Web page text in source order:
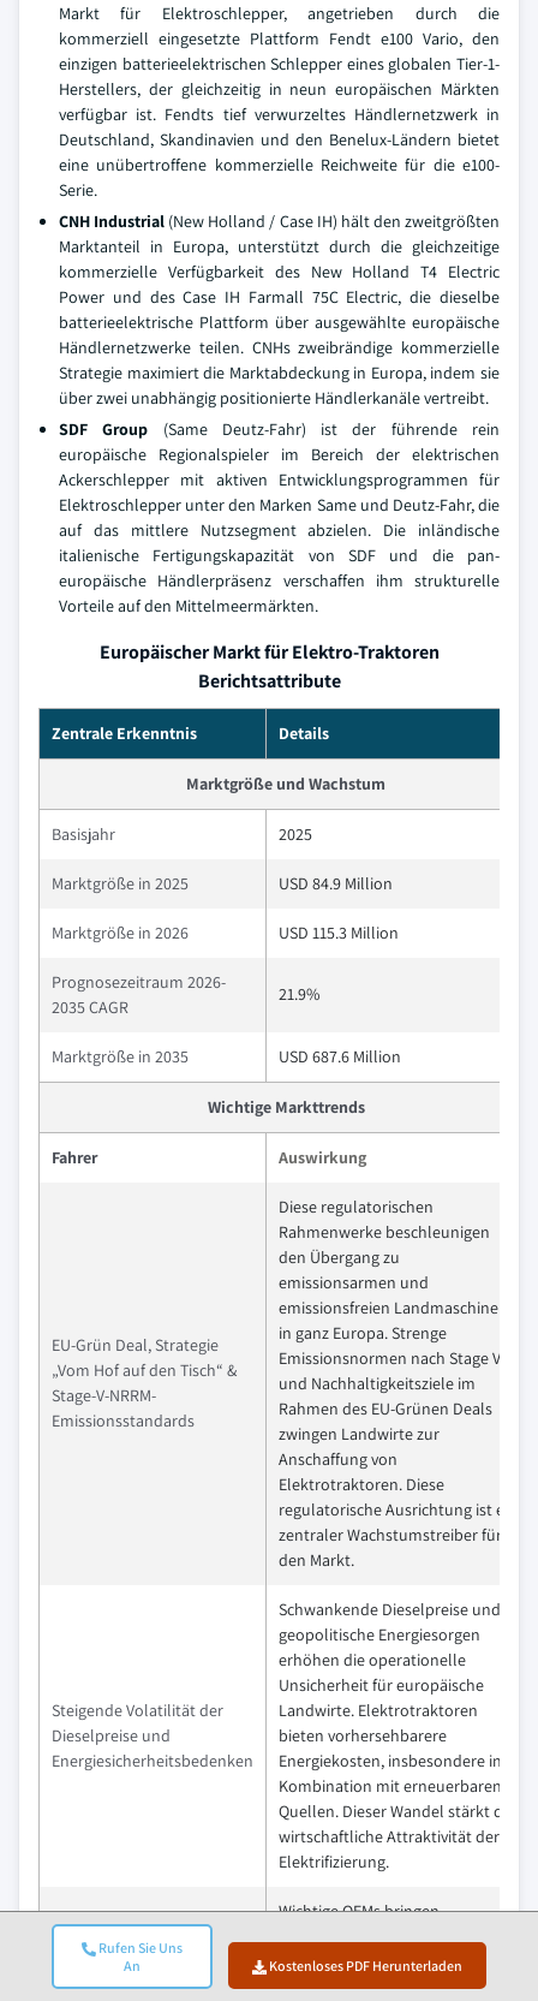
Rufen Sie Uns
An
Kostenloses PDF Herunterladen
Markt für Elektroschlepper, angetrieben durch die
kommerziell eingesetzte Plattform Fendt e100 Vario, den
einzigen batterieelektrischen Schlepper eines globalen Tier-1-
Herstellers, der gleichzeitig in neun europäischen Märkten
verfügbar ist. Fendts tief verwurzeltes Händlernetzwerk in
Deutschland, Skandinavien und den Benelux-Ländern bietet
eine unübertroffene kommerzielle Reichweite für die e100-
Serie.
CNH Industrial (New Holland / Case IH) hält den zweitgrößten
Marktanteil in Europa, unterstützt durch die gleichzeitige
kommerzielle Verfügbarkeit des New Holland T4 Electric
Power und des Case IH Farmall 75C Electric, die dieselbe
batterieelektrische Plattform über ausgewählte europäische
Händlernetzwerke teilen. CNHs zweibrändige kommerzielle
Strategie maximiert die Marktabdeckung in Europa, indem sie
über zwei unabhängig positionierte Händlerkanäle vertreibt.
SDF Group (Same Deutz-Fahr) ist der führende rein
europäische Regionalspieler im Bereich der elektrischen
Ackerschlepper mit aktiven Entwicklungsprogrammen für
Elektroschlepper unter den Marken Same und Deutz-Fahr, die
auf das mittlere Nutzsegment abzielen. Die inländische
italienische Fertigungskapazität von SDF und die pan-
europäische Händlerpräsenz verschaffen ihm strukturelle
Vorteile auf den Mittelmeermärkten.
Europäischer Markt für Elektro-Traktoren
Berichtsattribute
Zentrale Erkenntnis Details
Marktgröße und Wachstum
Basisjahr 2025
Marktgröße in 2025 USD 84.9 Million
Marktgröße in 2026 USD 115.3 Million
Prognosezeitraum 2026-
2035 CAGR
21.9%
Marktgröße in 2035 USD 687.6 Million
Wichtige Markttrends
Fahrer Auswirkung
EU-Grün Deal, Strategie
„Vom Hof auf den Tisch“ &
Stage-V-NRRM-
Emissionsstandards
Diese regulatorischen
Rahmenwerke beschleunigen
den Übergang zu
emissionsarmen und
emissionsfreien Landmaschinen
in ganz Europa. Strenge
Emissionsnormen nach Stage V
und Nachhaltigkeitsziele im
Rahmen des EU-Grünen Deals
zwingen Landwirte zur
Anschaffung von
Elektrotraktoren. Diese
regulatorische Ausrichtung ist ein
zentraler Wachstumstreiber für
den Markt.
Steigende Volatilität der
Dieselpreise und
Energiesicherheitsbedenken
Schwankende Dieselpreise und
geopolitische Energiesorgen
erhöhen die operationelle
Unsicherheit für europäische
Landwirte. Elektrotraktoren
bieten vorhersehbarere
Energiekosten, insbesondere in
Kombination mit erneuerbaren
Quellen. Dieser Wandel stärkt die
wirtschaftliche Attraktivität der
Elektrifizierung.
Wichtige OEMs bringen
Elektrotraktormodelle auf den
Markt, die auf die Bedürfnisse der